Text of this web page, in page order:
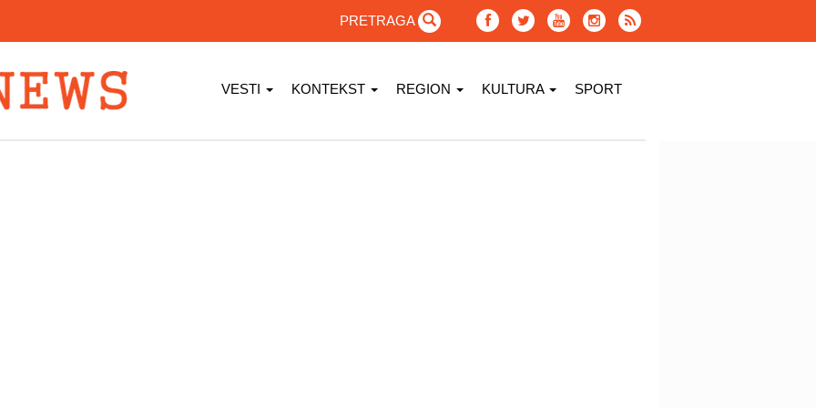
PRETRAGA
VESTI KONTEKST REGION KULTURA SPORT